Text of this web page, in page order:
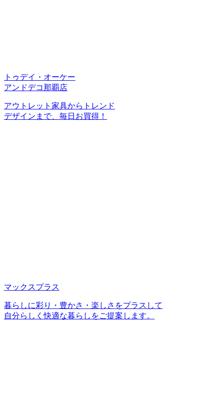
トゥデイ・オーケー
アンドデコ那覇店
アウトレット家具からトレンド
デザインまで、毎日お買得！
マックスプラス
暮らしに彩り・豊かさ・楽しさをプラスして
自分らしく快適な暮らしをご提案します。